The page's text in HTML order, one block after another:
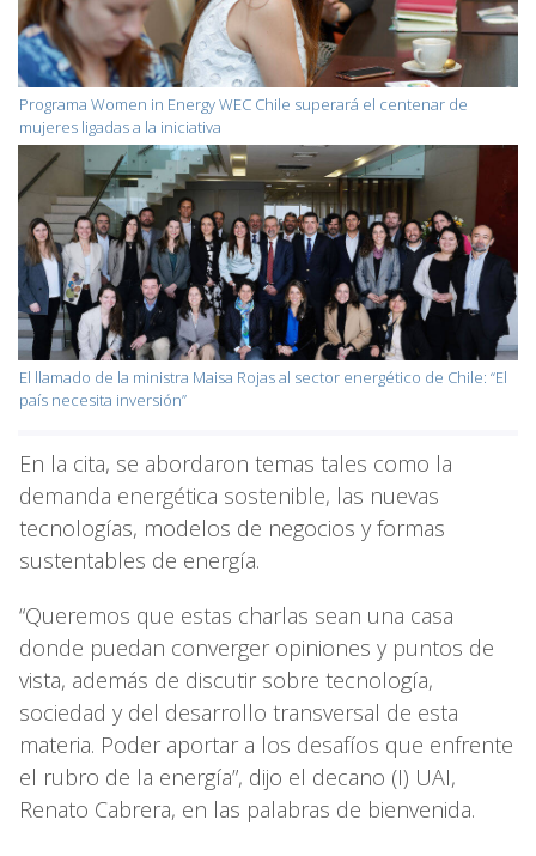
Programa Women in Energy WEC Chile superará el centenar de
mujeres ligadas a la iniciativa
El llamado de la ministra Maisa Rojas al sector energético de Chile: “El
país necesita inversión”
En la cita, se abordaron temas tales como la
demanda energética sostenible, las nuevas
tecnologías, modelos de negocios y formas
sustentables de energía.
“Queremos que estas charlas sean una casa
donde puedan converger opiniones y puntos de
vista, además de discutir sobre tecnología,
sociedad y del desarrollo transversal de esta
materia. Poder aportar a los desafíos que enfrente
el rubro de la energía”, dijo el decano (I) UAI,
Renato Cabrera, en las palabras de bienvenida.